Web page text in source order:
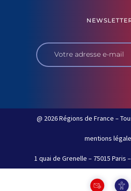
@ 2026 Régions de France –
mentions
1 quai de Grenelle – 75015 Paris